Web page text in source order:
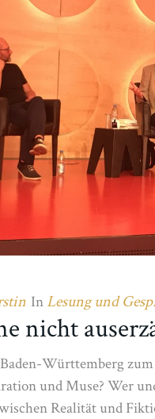
In Lesung und
nicht
Württemberg
und Muse? Wer
Realität und